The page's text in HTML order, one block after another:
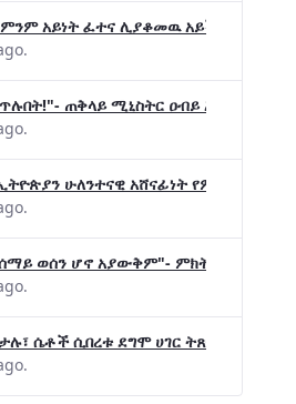
ምንም አይነት ፈተና ሊያቆመዉ አይችልም"-
ጠቅላይ ሚኒስትር ዐብይ አሕመድ (ዶ/ር)
ሁለንተናዊ አሸናፊነት የምናረጋግጥበት
ወሰን ሆኖ አያውቅም"- ምክትል ጠቅላይ
ሴቶች ሲበረቱ ደግሞ ሀገር ትጸናለች"- ዶ/ር